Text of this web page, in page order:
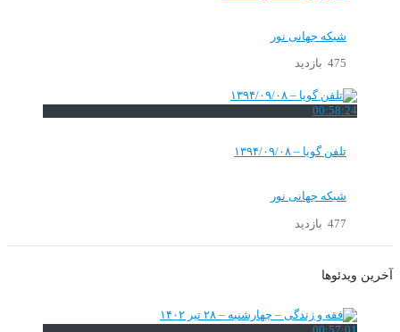
شبکه جهانی نور
475 بازدید
00:58:24
تلفن گویا – ۱۳۹۴/۰۹/۰۸
شبکه جهانی نور
477 بازدید
آخرین ویدئوها